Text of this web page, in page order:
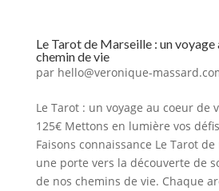
Le Tarot de Marseille : un
chemin de vie
par hello@veronique-
Le Tarot : un voyage au coeur de
125€ Mettons en lumière vos
Faisons connaissance Le Tarot
une porte vers la découverte de
de nos chemins de vie. Chaque